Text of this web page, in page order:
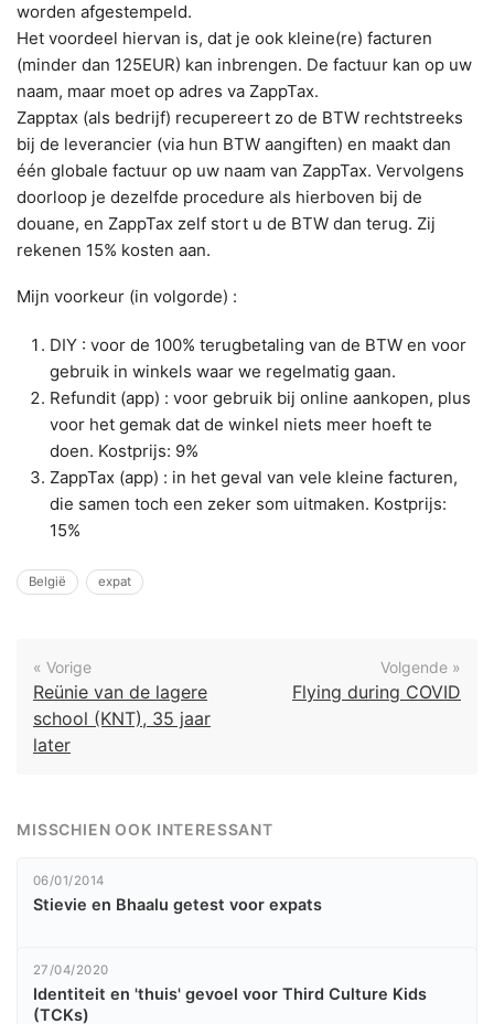
worden afgestempeld.
Het voordeel hiervan is, dat je ook kleine(re) facturen
(minder dan 125EUR) kan inbrengen. De factuur kan op uw
naam, maar moet op adres va ZappTax.
Zapptax (als bedrijf) recupereert zo de BTW rechtstreeks
bij de leverancier (via hun BTW aangiften) en maakt dan
één globale factuur op uw naam van ZappTax. Vervolgens
doorloop je dezelfde procedure als hierboven bij de
douane, en ZappTax zelf stort u de BTW dan terug. Zij
rekenen 15% kosten aan.
Mijn voorkeur (in volgorde) :
DIY : voor de 100% terugbetaling van de BTW en voor
gebruik in winkels waar we regelmatig gaan.
Refundit (app) : voor gebruik bij online aankopen, plus
voor het gemak dat de winkel niets meer hoeft te
doen. Kostprijs: 9%
ZappTax (app) : in het geval van vele kleine facturen,
die samen toch een zeker som uitmaken. Kostprijs:
15%
België expat
« Vorige
Reünie van de lagere
school (KNT), 35 jaar
later
Volgende »
Flying during COVID
MISSCHIEN OOK INTERESSANT
06/01/2014
Stievie en Bhaalu getest voor expats
27/04/2020
Identiteit en 'thuis' gevoel voor Third Culture Kids
(TCKs)